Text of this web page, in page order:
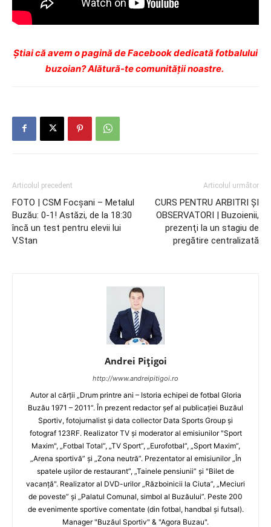
Ştiai că avem o pagină de Facebook dedicată fotbalului
buzoian? Alătură-te comunității noastre.
Articolul precedent
FOTO | CSM Focşani – Metalul
Buzău: 0-1! Astăzi, de la 18:30
încă un test pentru elevii lui
V.Stan
Articolul următor
CURS PENTRU ARBITRI ŞI
OBSERVATORI | Buzoienii,
prezenţi la un stagiu de
pregătire centralizată
Andrei Pițigoi
http://www.andreipitigoi.ro
Autor al cărţii „Drum printre ani – Istoria echipei de fotbal Gloria
Buzău 1971 – 2011”. În prezent redactor şef al publicaţiei Buzăul
Sportiv, fotojurnalist şi data collector Data Sports Group şi
fotograf 123RF. Realizator TV şi moderator al emisiunilor "Sport
Maxim", „Fotbal Total”, „TV Sport”, „Eurofotbal”, „Sport Maxim”,
„Arena sportivă” şi „Zona neutră”. Prezentator al emisiunilor „În
spatele uşilor de restaurant”, „Tainele pensiunii” şi "Bilet de
vacanţă". Realizator al DVD-urilor „Războinicii la Ciuta”, „Meciuri
de poveste” şi „Palatul Comunal, simbol al Buzăului”. Peste 200
de evenimente sportive comentate (din fotbal, handbal şi futsal).
Manager "Buzăul Sportiv" & "Agora Buzau".